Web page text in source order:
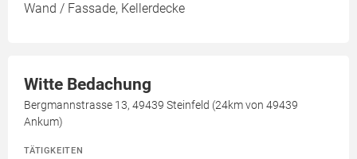
Wand / Fassade, Kellerdecke
Witte Bedachung
Bergmannstrasse 13, 49439 Steinfeld (24km von 49439
Ankum)
TÄTIGKEITEN